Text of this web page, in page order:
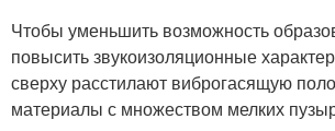
Чтобы уменьшить возможность
повысить звукоизоляционные
сверху расстилают виброгасящую
материалы с множеством мелких